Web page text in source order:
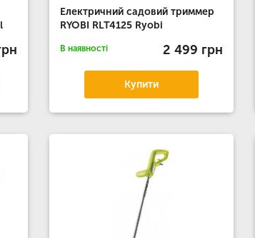
Електричний садовий триммер
RYOBI RLT4125 Ryobi
В наявності 2 499 грн
Купити